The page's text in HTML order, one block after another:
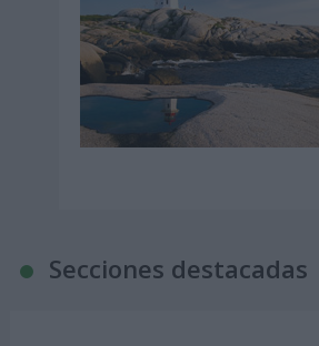
Secciones destacadas